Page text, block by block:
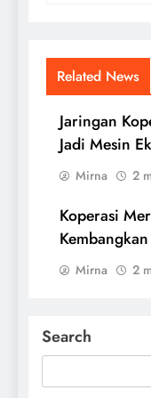
Related News
Jaringan
Jadi Mesin
Mirna 2
Koperasi
Kembangkan
Mirna 2
Search